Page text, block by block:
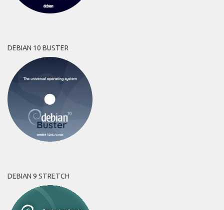
DEBIAN 10 BUSTER
DEBIAN 9 STRETCH